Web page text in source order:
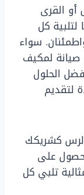
القرى
كل
سواء
لمكيف
الحلول
لتقديم
كشريكك
على
تلبي كل